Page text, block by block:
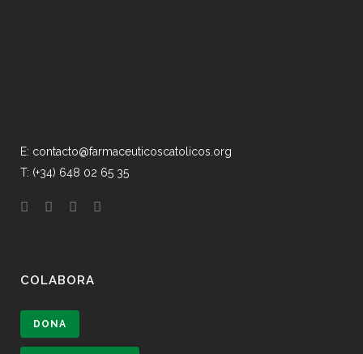
E: contacto@farmaceuticoscatolicos.org
T: (+34) 648 02 65 35
COLABORA
DONA